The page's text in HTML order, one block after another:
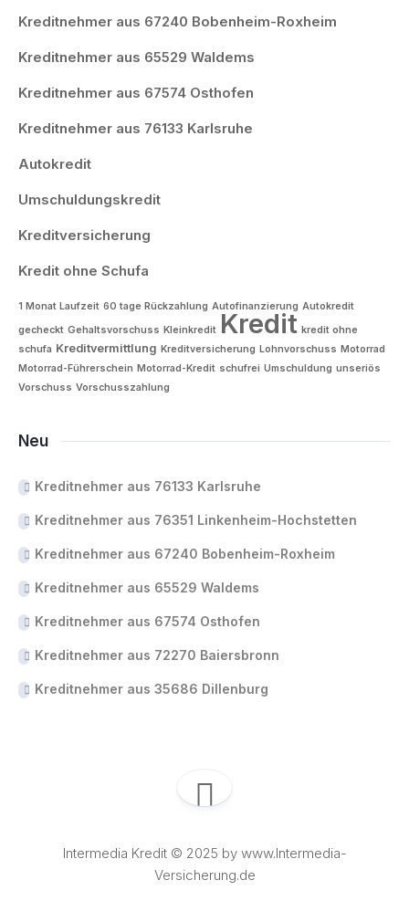
Kreditnehmer aus 67240 Bobenheim-Roxheim
Kreditnehmer aus 65529 Waldems
Kreditnehmer aus 67574 Osthofen
Kreditnehmer aus 76133 Karlsruhe
Autokredit
Umschuldungskredit
Kreditversicherung
Kredit ohne Schufa
1 Monat Laufzeit 60 tage Rückzahlung Autofinanzierung Autokredit
gecheckt Gehaltsvorschuss Kleinkredit Kredit kredit ohne
schufa Kreditvermittlung Kreditversicherung Lohnvorschuss Motorrad
Motorrad-Führerschein Motorrad-Kredit schufrei Umschuldung unseriös
Vorschuss Vorschusszahlung
Neu
Kreditnehmer aus 76133 Karlsruhe
Kreditnehmer aus 76351 Linkenheim-Hochstetten
Kreditnehmer aus 67240 Bobenheim-Roxheim
Kreditnehmer aus 65529 Waldems
Kreditnehmer aus 67574 Osthofen
Kreditnehmer aus 72270 Baiersbronn
Kreditnehmer aus 35686 Dillenburg
Intermedia Kredit © 2025 by www.Intermedia-
Versicherung.de